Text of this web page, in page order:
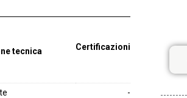
tecnica Certificazioni
-